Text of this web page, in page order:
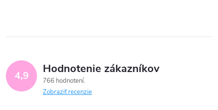
4,9 Hodnotenie zákazníkov
766 hodnotení
Zobraziť recenzie